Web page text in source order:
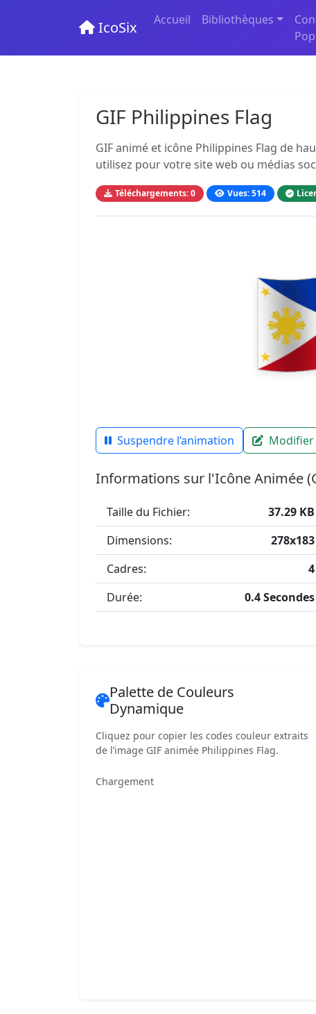
IcoSix Accueil Bibliothèques
GIF Philippines Flag
GIF animé et icône Philippines Flag de
utilisez pour votre site web ou médias
Téléchargements: 0 Vues: 514
Suspendre l’animation Modifier
Informations sur l'Icône Animée
Taille du Fichier:
37.29 KB
Dimensions:
278x183
Cadres:
4
Durée:
0.4 Secondes
Palette de Couleurs
Dynamique
Cliquez pour copier les codes couleur extraits
de l’image GIF animée Philippines Flag.
Chargement